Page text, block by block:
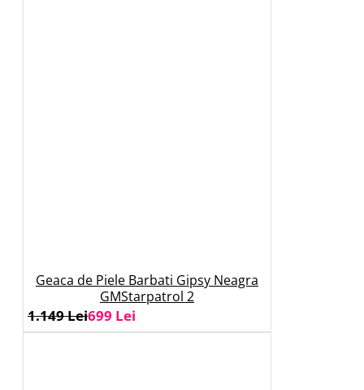
Geaca de Piele Barbati Gipsy Neagra
GMStarpatrol 2
699 Lei
1.149 Lei